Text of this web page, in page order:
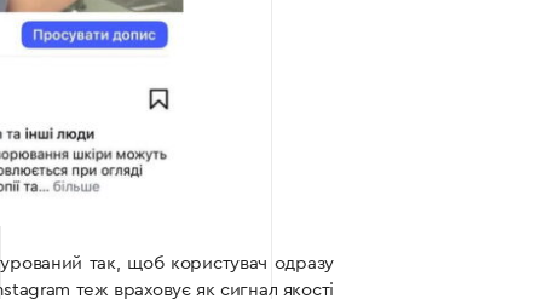
так, щоб користувач одразу
теж враховує як сигнал якості